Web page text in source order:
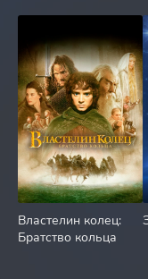
Властелин колец:
Братство кольца